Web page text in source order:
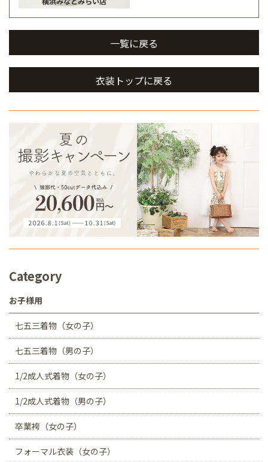
一覧に戻る
衣装トップに戻る
Category
お子様用
七五三着物（女の子）
七五三着物（男の子）
1/2成人式着物（女の子）
1/2成人式着物（男の子）
卒業袴（女の子）
フォーマル衣装（女の子）